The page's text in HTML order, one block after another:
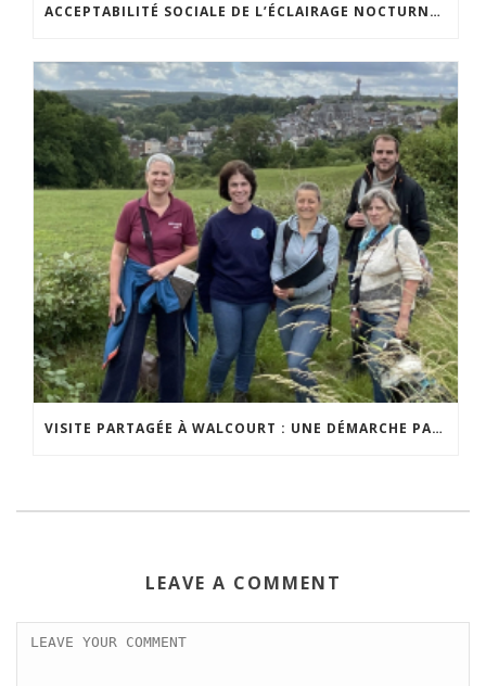
ACCEPTABILITÉ SOCIALE DE L’ÉCLAIRAGE NOCTURNE : LE REPLAY EST DISPONIBLE
VISITE PARTAGÉE À WALCOURT : UNE DÉMARCHE PARTICIPATIVE ANIMÉE PAR ESPACE ENVIRONNEMENT
LEAVE A COMMENT